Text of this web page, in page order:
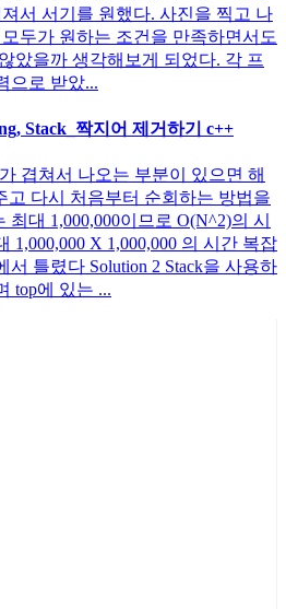
서 서기를 원했다. 사진을 찍고 나
두가 원하는 조건을 만족하면서도
았을까 생각해보게 되었다. 각 프
으로 받았...
Stack_짝지어 제거하기 c++
겹쳐서 나오는 부분이 있으면 해
고 다시 처음부터 순회하는 방법을
대 1,000,000이므로 O(N^2)의 시
1,000,000 X 1,000,000 의 시간 복잡
틀렸다 Solution 2 Stack을 사용하
top에 있는 ...